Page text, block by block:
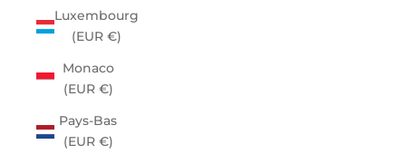
Luxembourg
(EUR €)
Monaco
(EUR €)
Pays-Bas
(EUR €)